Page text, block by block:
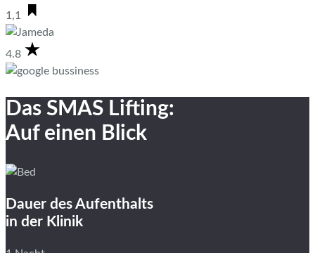
1,1
4.8
Das SMAS Lifting:
Auf einen Blick
Dauer des Aufenthalts
in der Klinik